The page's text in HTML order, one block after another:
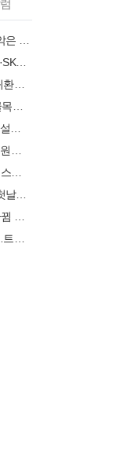
코스피 덮친 중동 리스크.. 삼성전자·SK하이닉스 약세 확대
“나가주세요, 제가 살게요” 집주인 귀환에 ‘퇴거 공포’ [부동산360]
[르포] 홈플러스 '트레이더 조' 변신 첫날…입고율 30%에 진열대 '텅'